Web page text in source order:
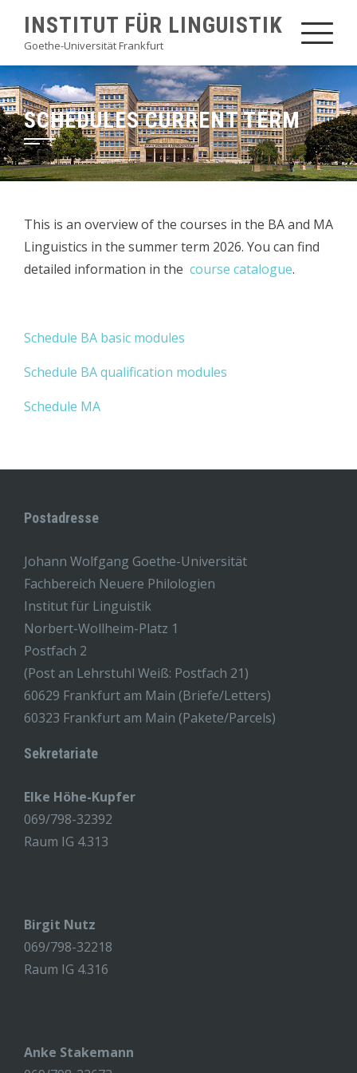
content
INSTITUT FÜR LINGUISTIK
Goethe-Universität Frankfurt
SCHEDULES CURRENT TERM
This is an overview of the courses in the BA and MA
Linguistics in the summer term 2026. You can find
detailed information in the course catalogue.
Schedule BA basic modules
Schedule BA qualification modules
Schedule MA
Postadresse
Johann Wolfgang Goethe-Universität
Fachbereich Neuere Philologien
Institut für Linguistik
Norbert-Wollheim-Platz 1
Postfach 2
(Post an Lehrstuhl Weiß: Postfach 21)
60629 Frankfurt am Main (Briefe/Letters)
60323 Frankfurt am Main (Pakete/Parcels)
Sekretariate
Elke Höhe-Kupfer
069/798-32392
Raum IG 4.313
Birgit Nutz
069/798-32218
Raum IG 4.316
Anke Stakemann